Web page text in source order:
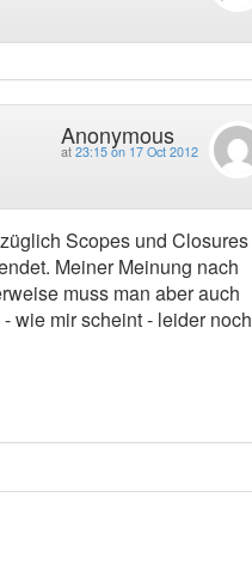
Anonymous
at 23:15 on 17 Oct 2012
Scopes und Closures
Meiner Meinung nach
muss man aber auch
wie mir scheint - leider noch